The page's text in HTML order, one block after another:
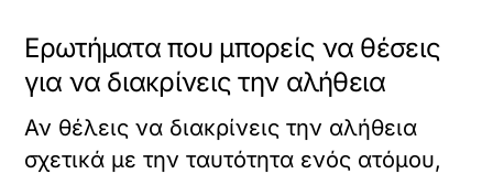
Ερωτήματα που μπορείς να θέσεις
για να διακρίνεις την αλήθεια
Αν θέλεις να διακρίνεις την αλήθεια
σχετικά με την ταυτότητα ενός ατόμου,